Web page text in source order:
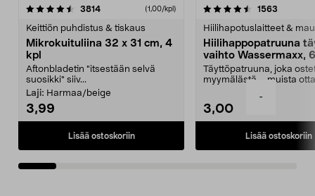
-
3814arvostelut (1,00/kpl)
Keittiön puhdistus & tiskaus
Mikrokuituliina 32 x 31 cm, 4
kpl
Aftonbladetin "itsestään selvä
suosikki" siiv...
Laji: Harmaa/beige
3,99
Lisää ostoskoriin
4.5viidestä
1563
Hiilihapotuslaitteet &
Hiilihappopatruuna
vaihto Wassermaxx,
Täyttöpatruuna, joka
myymälästä – muista
3,00
Lisää ostoskoriin
4.5viidestä